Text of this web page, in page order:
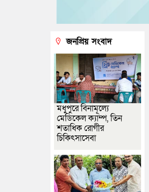
জনপ্রিয় সংবাদ
মধুপুরে বিনামূল্যে
মেডিকেল ক্যাম্প, তিন
শতাধিক রোগীর
চিকিৎসাসেবা